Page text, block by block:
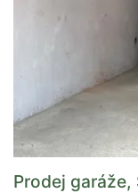
Prodej garáže,